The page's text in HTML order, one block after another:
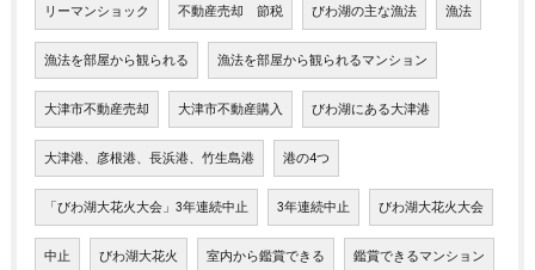
リーマンショック 不動産売却 節税 びわ湖の主な漁法 漁法
漁法を部屋から観られる 漁法を部屋から観られるマンション
大津市不動産売却 大津市不動産購入 びわ湖にある大津港
大津港、彦根港、長浜港、竹生島港 港の4つ
「びわ湖大花火大会」3年連続中止 3年連続中止 びわ湖大花火大会
中止 びわ湖大花火 室内から鑑賞できる 鑑賞できるマンション